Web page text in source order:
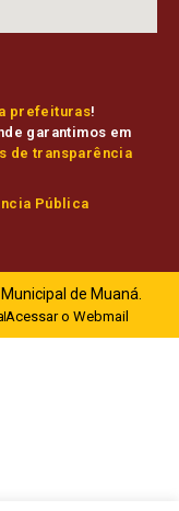
prefeituras!
garantimos em
de transparência
Pública
de Muaná.
Acessar o Webmail